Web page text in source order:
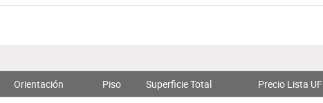
Orientación Piso Superficie Total Precio Lista UF